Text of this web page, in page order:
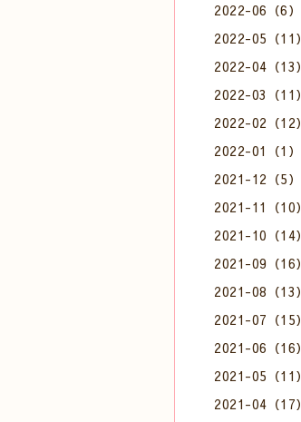
2022-06（6）
2022-05（11）
2022-04（13）
2022-03（11）
2022-02（12）
2022-01（1）
2021-12（5）
2021-11（10）
2021-10（14）
2021-09（16）
2021-08（13）
2021-07（15）
2021-06（16）
2021-05（11）
2021-04（17）